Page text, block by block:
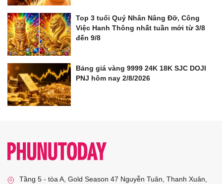
Top 3 tuổi Quý Nhân Nâng Đỡ, Công
Việc Hanh Thông nhất tuần mới từ 3/8
đến 9/8
Bảng giá vàng 9999 24K 18K SJC DOJI
PNJ hôm nay 2/8/2026
Tầng 5 - tòa A, Gold Season 47 Nguyễn Tuân, Thanh Xuân,